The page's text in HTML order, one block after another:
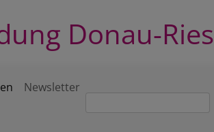
Donau-Ries
Newsletter